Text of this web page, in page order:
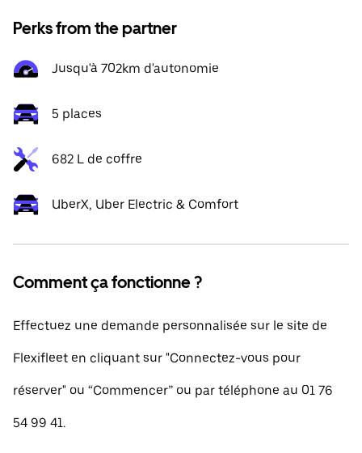
Perks from the partner
Jusqu'à 702km d'autonomie
5 places
682 L de coffre
UberX, Uber Electric & Comfort
Comment ça fonctionne ?
Effectuez une demande personnalisée sur le site de
Flexifleet en cliquant sur "Connectez-vous pour
réserver" ou “Commencer” ou par téléphone au 01 76
54 99 41.